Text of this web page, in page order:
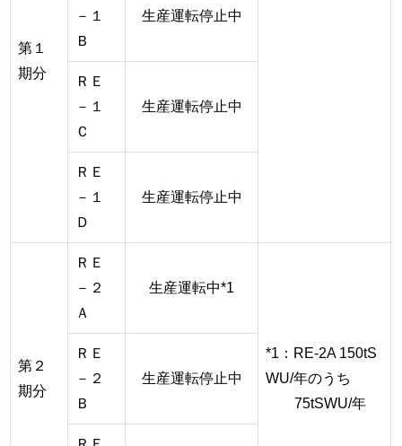
第１
期分
－１
Ｂ
生産運転停止中
ＲＥ
－１
Ｃ
生産運転停止中
ＲＥ
－１
Ｄ
生産運転停止中
第２
期分
ＲＥ
－２
Ａ
生産運転中*1
*1：RE-2A 150tS
WU/年のうち
75tSWU/年
ＲＥ
－２
Ｂ
生産運転停止中